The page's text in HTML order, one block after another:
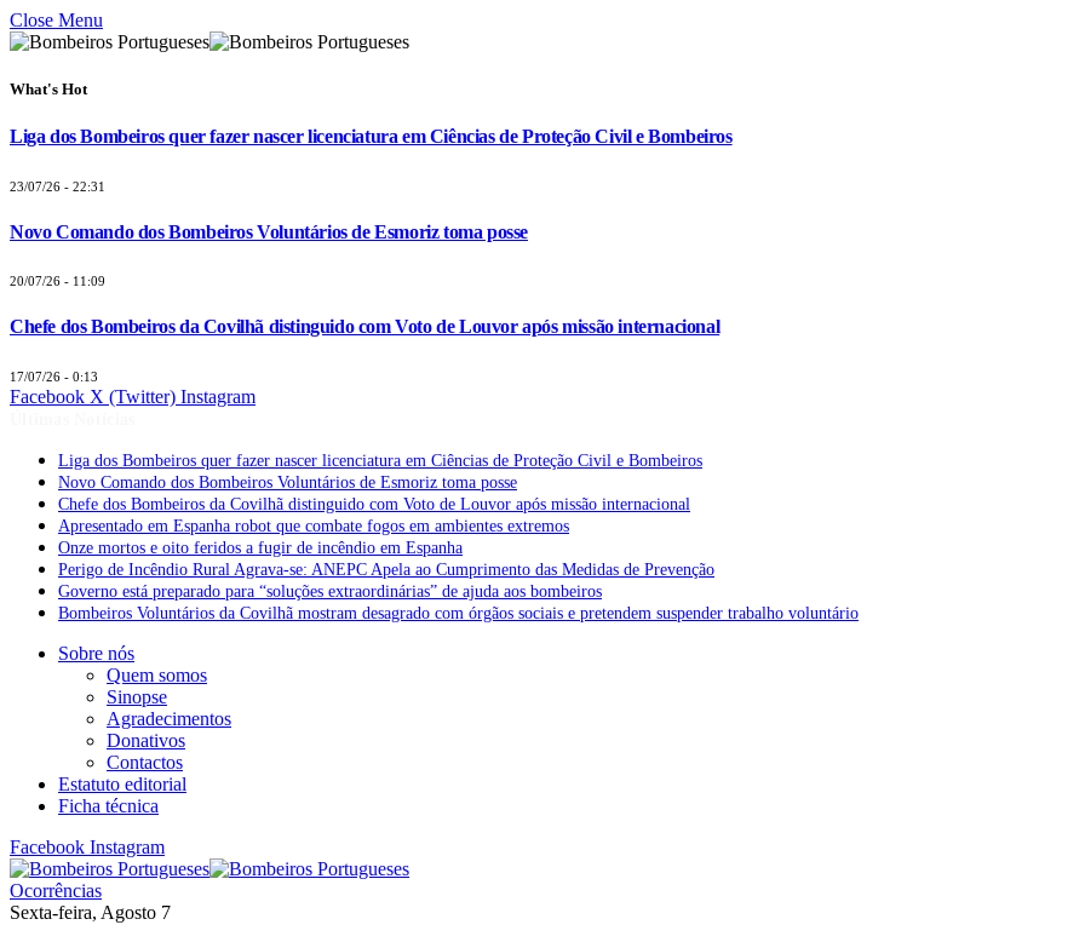
Close Menu
What's Hot
Liga dos Bombeiros quer fazer nascer licenciatura em Ciências de Proteção Civil e Bombeiros
23/07/26 - 22:31
Novo Comando dos Bombeiros Voluntários de Esmoriz toma posse
20/07/26 - 11:09
Chefe dos Bombeiros da Covilhã distinguido com Voto de Louvor após missão internacional
17/07/26 - 0:13
Facebook X (Twitter) Instagram
Liga dos Bombeiros quer fazer nascer licenciatura em Ciências de Proteção Civil e Bombeiros
Novo Comando dos Bombeiros Voluntários de Esmoriz toma posse
Chefe dos Bombeiros da Covilhã distinguido com Voto de Louvor após missão internacional
Apresentado em Espanha robot que combate fogos em ambientes extremos
Onze mortos e oito feridos a fugir de incêndio em Espanha
Perigo de Incêndio Rural Agrava-se: ANEPC Apela ao Cumprimento das Medidas de Prevenção
Governo está preparado para “soluções extraordinárias” de ajuda aos bombeiros
Bombeiros Voluntários da Covilhã mostram desagrado com órgãos sociais e pretendem suspender trabalho voluntário
Sobre nós
Quem somos
Sinopse
Agradecimentos
Donativos
Contactos
Estatuto editorial
Ficha técnica
Facebook Instagram
Ocorrências
Sexta-feira, Agosto 7